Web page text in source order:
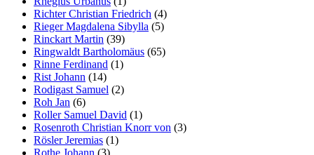
Richter Christian Friedrich (4)
Rieger Magdalena Sibylla (5)
Rinckart Martin (39)
Ringwaldt Bartholomäus (65)
Rinne Ferdinand (1)
Rist Johann (14)
Rodigast Samuel (2)
Roh Jan (6)
Roller Samuel David (1)
Rosenroth Christian Knorr von (3)
Rösler Jeremias (1)